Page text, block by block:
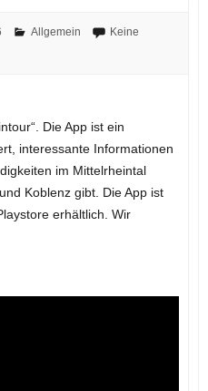
Allgemein
Keine
Die App ist ein
interessante Informationen
im Mittelrheintal
Koblenz gibt. Die App ist
erhältlich. Wir